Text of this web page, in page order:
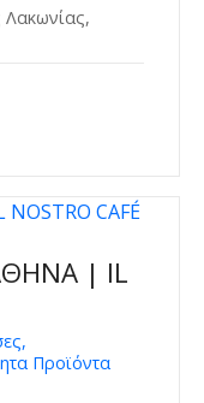
| IL
Προϊόντα